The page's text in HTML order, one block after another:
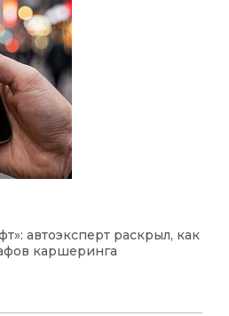
автоэксперт раскрыл, как
каршеринга